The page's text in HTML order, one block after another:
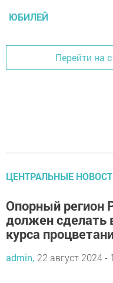
ЮБИЛЕЙ
Перейти на
ЦЕНТРАЛЬНЫЕ
Опорный регион
должен сделать
курса
admin, 22 август 2024 -